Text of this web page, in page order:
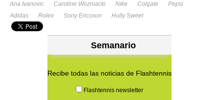
Ana Ivanovic
Caroline Wozniacki Nike Colgate
Pepsi
Adidas
Rolex Sony Ericsson Holly Sweet
Semanario
Recibe todas las noticias de Flashtennis
Flashtennis newsletter